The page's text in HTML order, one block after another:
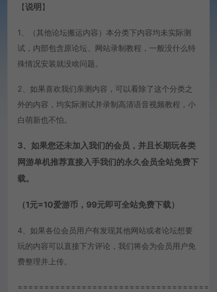
【说明 】
1、（其他论坛搬运内容）本分类下内容均未实际测
试，内部包含原论坛、网站录制教程，一般没什么特
殊情况安装就没啥问题。
2、如果喜欢我们亲测内容，可以看除了这个分类之
外的内容，均实际测试并录制高清语音视频教程，小
白萌新也不怕。
3、如果您还未加入我们的会员，并且长期玩各类
网游单机推荐直接入手我们的永久会员全站免费下
载。
（1元=10爱游币，99元即可全站免费下载）
4、如果各位会员用户有发现其他网站或者论坛想要
玩的内容可以直接下方评论，我们将会为会员用户免
费整理并上传。